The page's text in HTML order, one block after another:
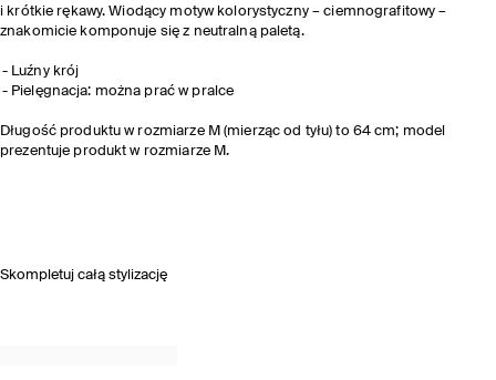
i krótkie rękawy. Wiodący motyw kolorystyczny – ciemnografitowy –
znakomicie komponuje się z neutralną paletą.
Luźny krój
Pielęgnacja: można prać w pralce
Długość produktu w rozmiarze M (mierząc od tyłu) to 64 cm; model
prezentuje produkt w rozmiarze M.
Skompletuj całą stylizację